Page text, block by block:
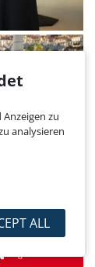
zu
analysieren
ALL